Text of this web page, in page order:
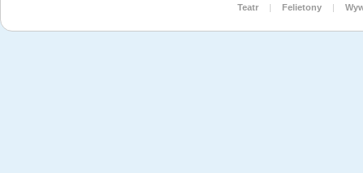
Teatr
| Felietony |